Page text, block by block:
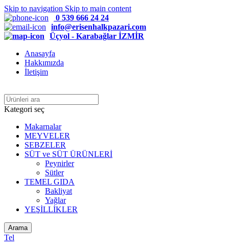
Skip to navigation Skip to main content
0 539 666 24 24
info@erisenhalkpazari.com
Üçyol - Karabağlar İZMİR
Anasayfa
Hakkımızda
İletişim
Kategori seç
Makarnalar
MEYVELER
SEBZELER
SÜT ve SÜT ÜRÜNLERİ
Peynirler
Sütler
TEMEL GIDA
Bakliyat
Yağlar
YEŞİLLİKLER
Arama
Tel